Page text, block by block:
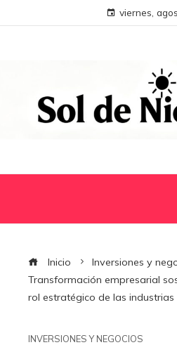
viernes,
Inicio
Inversiones y
Transformación empresarial
rol estratégico de las industrias
INVERSIONES Y NEGOCIOS